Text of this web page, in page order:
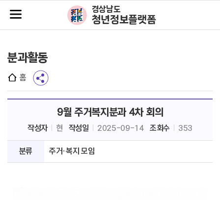
주메뉴바로가기
본문바로가기
경상남도
청년정보플랫폼
분과활동
홈
9월 주거복지분과 4차 회의
작성자 현 작성일 2025-09-14 조회수 353
분류 주거·복지 모임